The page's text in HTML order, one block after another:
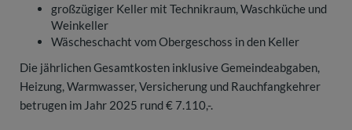
großzügiger Keller mit Technikraum, Waschküche und
Weinkeller
Wäscheschacht vom Obergeschoss in den Keller
Die jährlichen Gesamtkosten inklusive Gemeindeabgaben,
Heizung, Warmwasser, Versicherung und Rauchfangkehrer
betrugen im Jahr 2025 rund € 7.110,-.